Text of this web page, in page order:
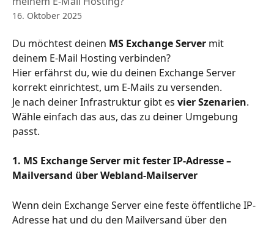
16. Oktober 2025
Du möchtest deinen MS Exchange Server mit
deinem E-Mail Hosting verbinden?
Hier erfährst du, wie du deinen Exchange Server
korrekt einrichtest, um E-Mails zu versenden.
Je nach deiner Infrastruktur gibt es vier Szenarien.
Wähle einfach das aus, das zu deiner Umgebung
passt.
1. MS Exchange Server mit fester IP-Adresse –
Mailversand über Webland-Mailserver
Wenn dein Exchange Server eine feste öffentliche IP-
Adresse hat und du den Mailversand über den